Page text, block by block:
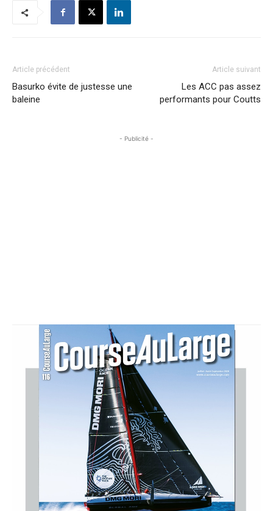
Article précédent
Basurko évite de justesse une
baleine
Article suivant
Les ACC pas assez
performants pour Coutts
- Publicité -